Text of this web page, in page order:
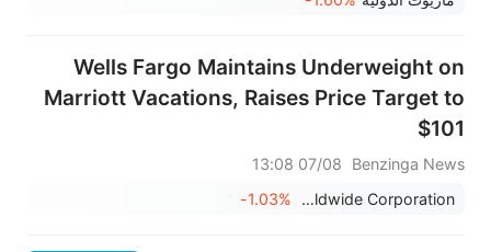
Wells Fargo Maintains Underweight on
Marriott Vacations, Raises Price Target to
$101
Benzinga News
07/08 13:08
Marriott Vacations Worldwide Corporation
-1.03%